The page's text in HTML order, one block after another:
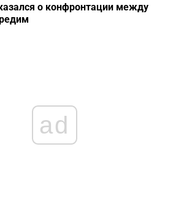
о конфронтации между
ad